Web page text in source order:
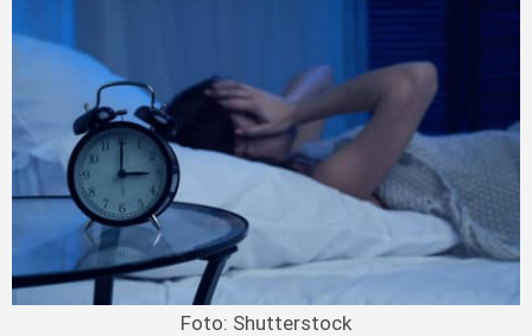
Foto: Shutterstock